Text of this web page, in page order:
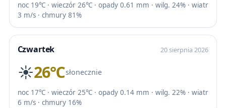
noc 19℃ · wieczór 26℃ · opady 0.61 mm · wilg. 24% · wiatr
3 m/s · chmury 81%
Czwartek 20 sierpnia 2026
☀️26℃słonecznie
noc 17℃ · wieczór 25℃ · opady 0.14 mm · wilg. 22% · wiatr
6 m/s · chmury 16%